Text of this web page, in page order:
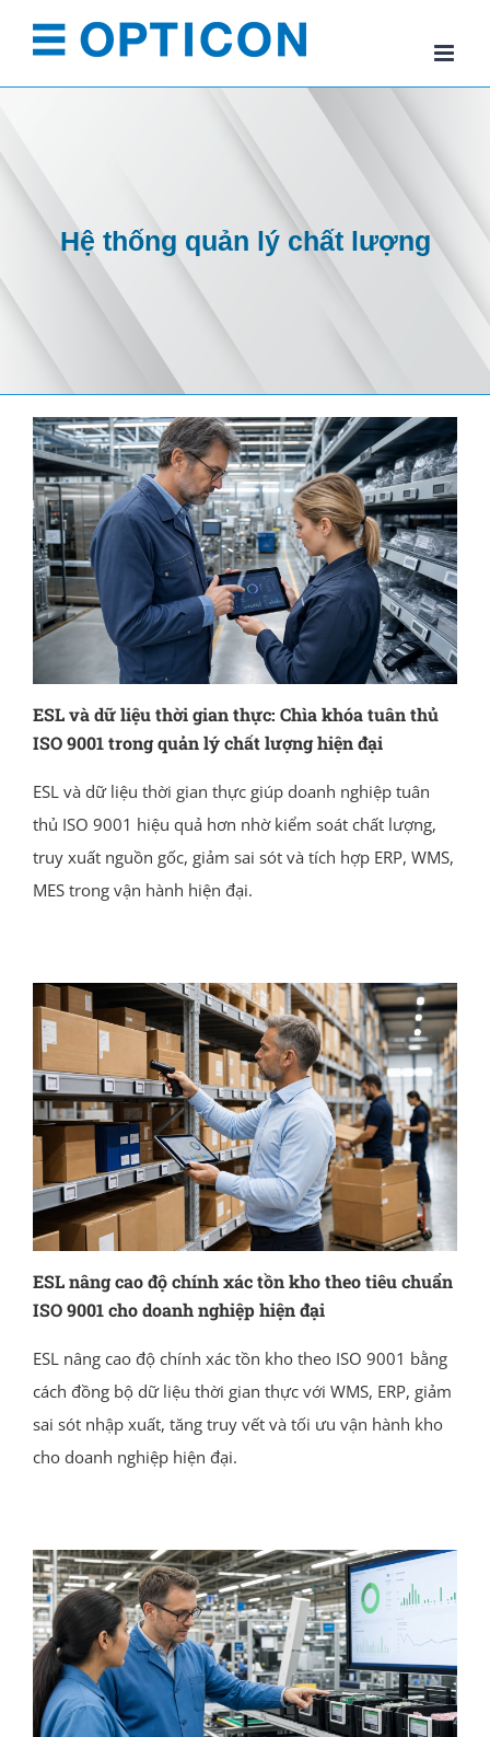
content
Hệ thống quản lý chất lượng
ESL và dữ liệu thời gian thực: Chìa khóa tuân thủ
ISO 9001 trong quản lý chất lượng hiện đại
ESL và dữ liệu thời gian thực giúp doanh nghiệp tuân
thủ ISO 9001 hiệu quả hơn nhờ kiểm soát chất lượng,
truy xuất nguồn gốc, giảm sai sót và tích hợp ERP, WMS,
MES trong vận hành hiện đại.
ESL nâng cao độ chính xác tồn kho theo tiêu chuẩn
ISO 9001 cho doanh nghiệp hiện đại
ESL nâng cao độ chính xác tồn kho theo ISO 9001 bằng
cách đồng bộ dữ liệu thời gian thực với WMS, ERP, giảm
sai sót nhập xuất, tăng truy vết và tối ưu vận hành kho
cho doanh nghiệp hiện đại.